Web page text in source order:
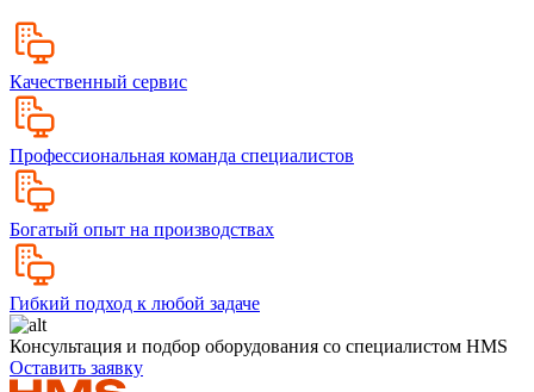
Качественный сервис
Профессиональная команда специалистов
Богатый опыт на производствах
Гибкий подход к любой задаче
Консультация и подбор оборудования со специалистом HMS
Оставить заявку